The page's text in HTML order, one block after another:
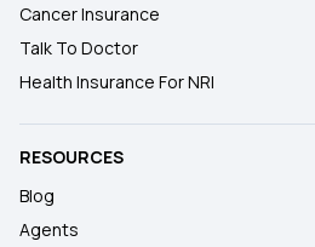
Cancer Insurance
Talk To Doctor
Health Insurance For NRI
RESOURCES
Blog
Agents